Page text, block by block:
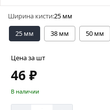
Ширина кисти:25 мм
25 мм
38 мм 50 мм
Цена за шт
46 ₽
В наличии